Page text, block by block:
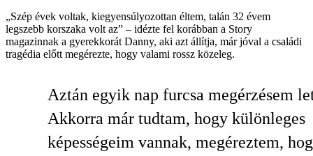
„Szép évek voltak, kiegyensúlyozottan éltem, talán 32 évem
legszebb korszaka volt az” – idézte fel korábban a Story
magazinnak a gyerekkorát Danny, aki azt állítja, már jóval a családi
tragédia előtt megérezte, hogy valami rossz közeleg.
Aztán egyik nap furcsa megérzésem
Akkorra már tudtam, hogy különleges
képességeim vannak, megéreztem,